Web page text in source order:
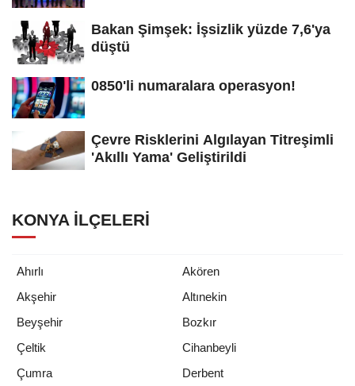
Bakan Şimşek: İşsizlik yüzde 7,6'ya
düştü
0850'li numaralara operasyon!
Çevre Risklerini Algılayan Titreşimli
'Akıllı Yama' Geliştirildi
KONYA İLÇELERI
Ahırlı
Akören
Akşehir
Altınekin
Beyşehir
Bozkır
Çeltik
Cihanbeyli
Çumra
Derbent